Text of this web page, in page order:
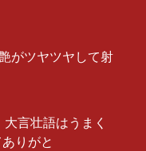
がツヤツヤして射
言壮語はうまく
りがと